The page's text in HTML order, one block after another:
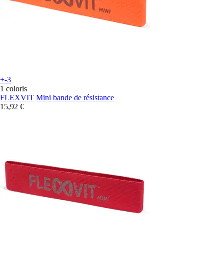
+-3
1 coloris
FLEXVIT Mini bande de résistance
15,92 €